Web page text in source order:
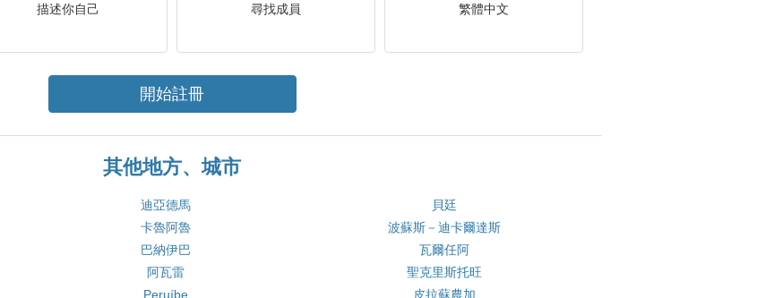
描述你自己 尋找成員 繁體中文
開始註冊
其他地方、城市
迪亞德馬
貝廷
卡魯阿魯
波蘇斯－迪卡爾達斯
巴納伊巴
瓦爾任阿
阿瓦雷
聖克里斯托旺
Peruíbe 皮拉蘇農加